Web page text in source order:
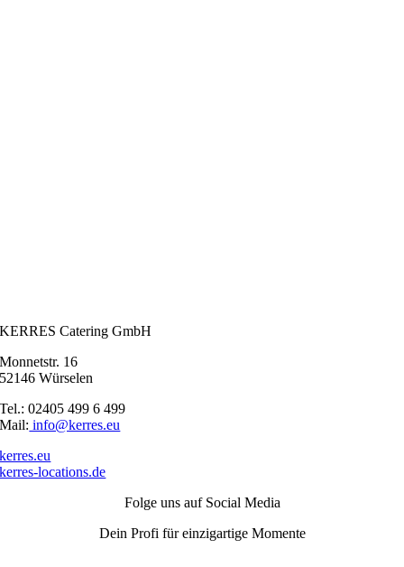
KERRES Catering GmbH
Monnetstr. 16
52146 Würselen
Tel.: 02405 499 6 499
Mail: info@kerres.eu
kerres.eu
kerres-locations.de
Folge uns auf Social Media
Dein Profi für einzigartige Momente